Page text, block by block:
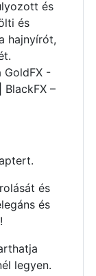
és
és
hajnyírót,
GoldFX -
BlackFX –
és
és
legyen.